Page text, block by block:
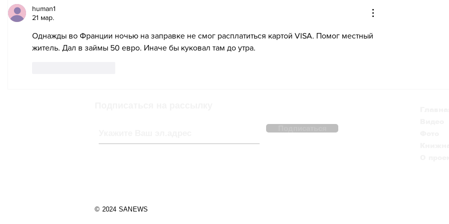
привести к краже
данных банковской
аферу с
картами
human1
21 мар.
Однажды во Франции ночью на заправке не смог расплатиться картой VISA. Помог местный
житель. Дал в займы 50 евро. Иначе бы куковал там до утра.
© 2024 SANEWS